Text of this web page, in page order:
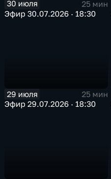
30 июля
25 мин
Эфир 30.07.2026 · 18:30
29 июля
25 мин
Эфир 29.07.2026 · 18:30